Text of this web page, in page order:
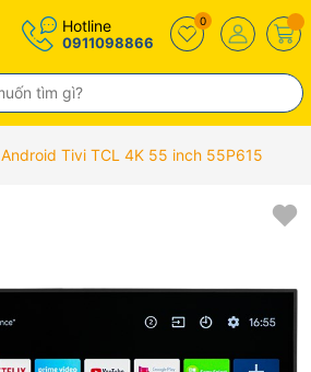
Hotline
0911098866
0
Android Tivi TCL 4K 55 inch 55P615